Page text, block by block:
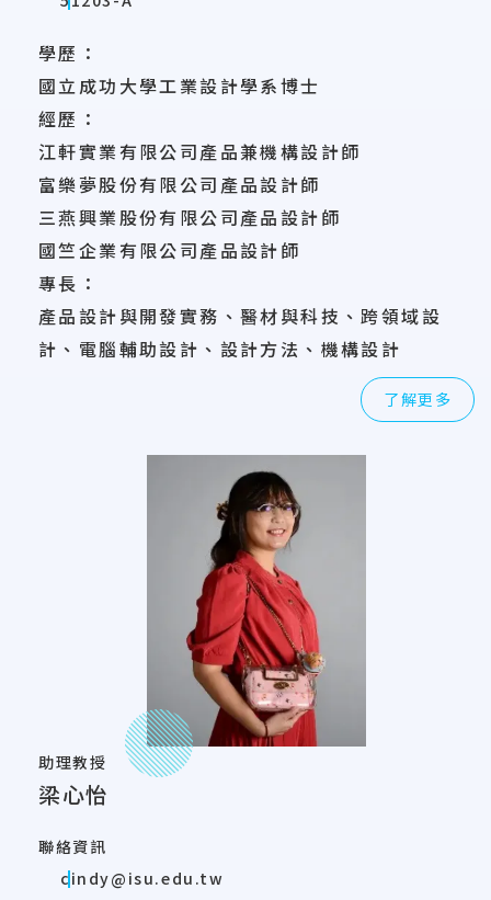
學歷：
國立成功大學工業設計學系博士
經歷：
江軒實業有限公司產品兼機構設計師
富樂夢股份有限公司產品設計師
三燕興業股份有限公司產品設計師
國竺企業有限公司產品設計師
專長：
產品設計與開發實務、醫材與科技、跨領域設
計、電腦輔助設計、設計方法、機構設計
了解更多
助理教授
梁心怡
聯絡資訊
cindy@isu.edu.tw